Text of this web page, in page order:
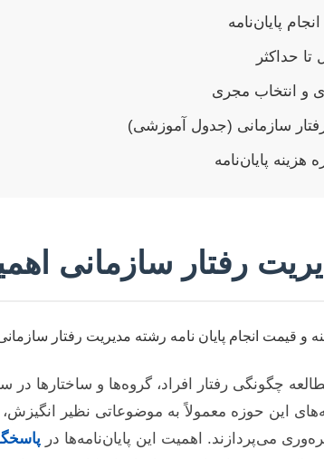
پایان‌نامه
حداکثر
و انتخاب مجری
سازمانی (جدول آموزشی)
رفتار سازمانی
چگونگی رفتار افراد، گروه‌ها و ساختارها در
این حوزه معمولاً به موضوعاتی نظیر
می‌پردازند. اهمیت این پایان‌نامه‌ها در